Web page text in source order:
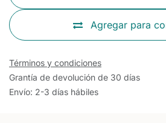
Agregar para
Términos y condiciones
Grantía de devolución de 30 días
Envío: 2-3 días hábiles